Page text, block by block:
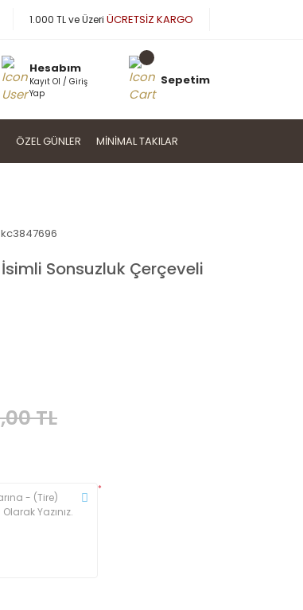
1.000 TL ve Üzeri ÜCRETSİZ KARGO
Hesabım
Kayıt Ol / Giriş
Yap
Sepetim
ÖZEL GÜNLER MINIMAL TAKILAR
kc3847696
Sonsuzluk Çerçeveli
TL
*